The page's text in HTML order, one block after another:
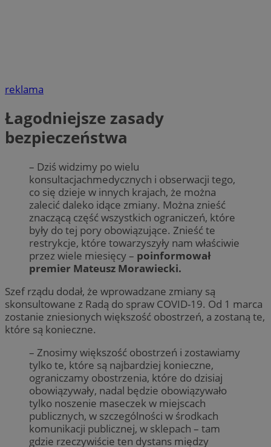
reklama
Łagodniejsze zasady
bezpieczeństwa
– Dziś widzimy po wielu
konsultacjachmedycznych i obserwacji tego,
co się dzieje w innych krajach, że można
zalecić daleko idące zmiany. Można znieść
znaczącą część wszystkich ograniczeń, które
były do tej pory obowiązujące. Znieść te
restrykcje, które towarzyszyły nam właściwie
przez wiele miesięcy – poinformował
premier Mateusz Morawiecki.
Szef rządu dodał, że wprowadzane zmiany są
skonsultowane z Radą do spraw COVID-19. Od 1 marca
zostanie zniesionych większość obostrzeń, a zostaną te,
które są konieczne.
– Znosimy większość obostrzeń i zostawiamy
tylko te, które są najbardziej konieczne,
ograniczamy obostrzenia, które do dzisiaj
obowiązywały, nadal będzie obowiązywało
tylko noszenie maseczek w miejscach
publicznych, w szczególności w środkach
komunikacji publicznej, w sklepach – tam
gdzie rzeczywiście ten dystans między